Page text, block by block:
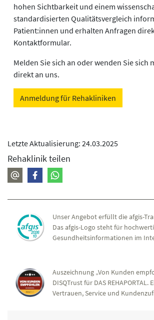
hohen Sichtbarkeit und einem
standardisierten Qualitätsvergleich
Patient:innen und erhalten Anfragen
Kontaktformular.
Melden Sie sich an oder wenden Sie sich
direkt an uns.
Anmeldung für Rehakliniken
Letzte Aktualisierung: 24.03.2025
Rehaklinik teilen
Unser Angebot erfüllt die afgis-
Das afgis-Logo steht für
Gesundheitsinformationen im
Auszeichnung „Von Kunden
DISQTrust für DAS REHAPORTAL.
Vertrauen, Service und